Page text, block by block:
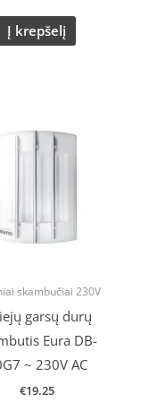
Į krepšelį
skambučiai 230V
garsų durų
Eura DB-
~ 230V AC
€19.25